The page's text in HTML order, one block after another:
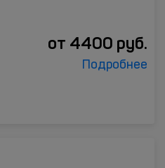
от 4400 руб.
Подробнее